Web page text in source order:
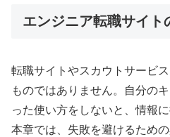
エンジニア転職サイト
転職サイトやスカウトサービ
ものではありません。自分の
った使い方をしないと、情報
本章では、失敗を避けるため